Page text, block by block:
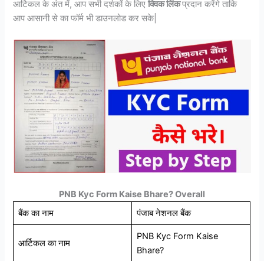
आर्टिकल के अंत में, आप सभी दर्शकों के लिएक्विक लिंकप्रदान करेंगे ताकि
आप आसानी से का फॉर्म भी डाउनलोड कर सके|
PNB Kyc Form Kaise Bhare? Overall
बैंक का नाम
पंजाब नेशनल बैंक
आर्टिकल का नाम
PNB Kyc Form Kaise
Bhare?